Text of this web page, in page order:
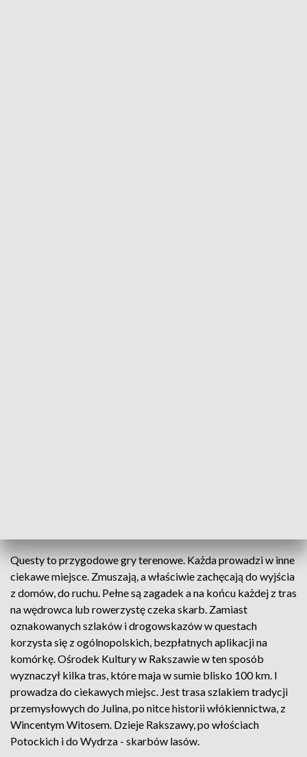
Questy to przygodowe gry terenowe. Każda prowadzi w inne
ciekawe miejsce. Zmuszają, a właściwie zachęcają do wyjścia
z domów, do ruchu. Pełne są zagadek a na końcu każdej z tras
na wędrowca lub rowerzystę czeka skarb. Zamiast
oznakowanych szlaków i drogowskazów w questach
korzysta się z ogólnopolskich, bezpłatnych aplikacji na
komórkę. Ośrodek Kultury w Rakszawie w ten sposób
wyznaczył kilka tras, które maja w sumie blisko 100 km. I
prowadza do ciekawych miejsc. Jest trasa szlakiem tradycji
przemysłowych do Julina, po nitce historii włókiennictwa, z
Wincentym Witosem. Dzieje Rakszawy, po włościach
Potockich i do Wydrza - skarbów lasów.